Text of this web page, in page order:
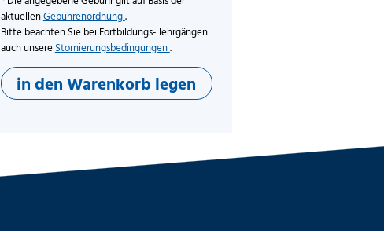
aktuellenGebührenordnung.
Bitte beachten Sie bei Fortbildungs- lehrgängen
auch unsere Stornierungsbedingungen.
in den Warenkorb legen